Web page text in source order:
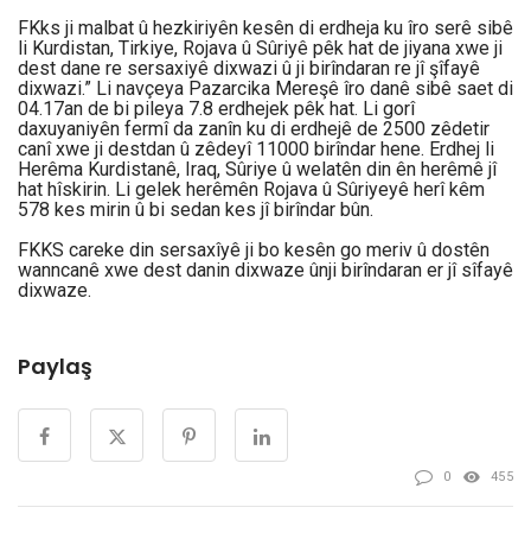
FKks ji malbat û hezkiriyên kesên di erdheja ku îro serê sibê
li Kurdistan, Tirkiye, Rojava û Sûriyê pêk hat de jiyana xwe ji
dest dane re sersaxiyê dixwazi û ji birîndaran re jî şîfayê
dixwazi.” Li navçeya Pazarcika Mereşê îro danê sibê saet di
04.17an de bi pileya 7.8 erdhejek pêk hat. Li gorî
daxuyaniyên fermî da zanîn ku di erdhejê de 2500 zêdetir
canî xwe ji destdan û zêdeyî 11000 birîndar hene. Erdhej li
Herêma Kurdistanê, Iraq, Sûriye û welatên din ên herêmê jî
hat hîskirin. Li gelek herêmên Rojava û Sûriyeyê herî kêm
578 kes mirin û bi sedan kes jî birîndar bûn.
FKKS careke din sersaxîyê ji bo kesên go meriv û dostên
wanncanê xwe dest danin dixwaze ûnji birîndaran er jî sîfayê
dixwaze.
Paylaş
0 455